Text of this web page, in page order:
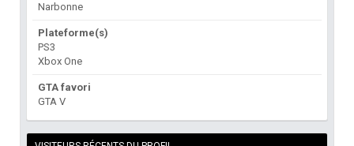
Narbonne
Plateforme(s)
PS3
Xbox One
GTA favori
GTA V